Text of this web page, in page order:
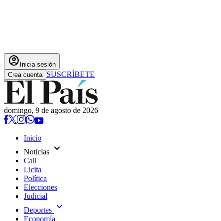
account_circle Inicia sesión
Crea cuenta SUSCRÍBETE
domingo, 9 de agosto de 2026
Inicio
Noticias expand_more
Cali
Licita
Política
Elecciones
Judicial
Deportes expand_more
Economía